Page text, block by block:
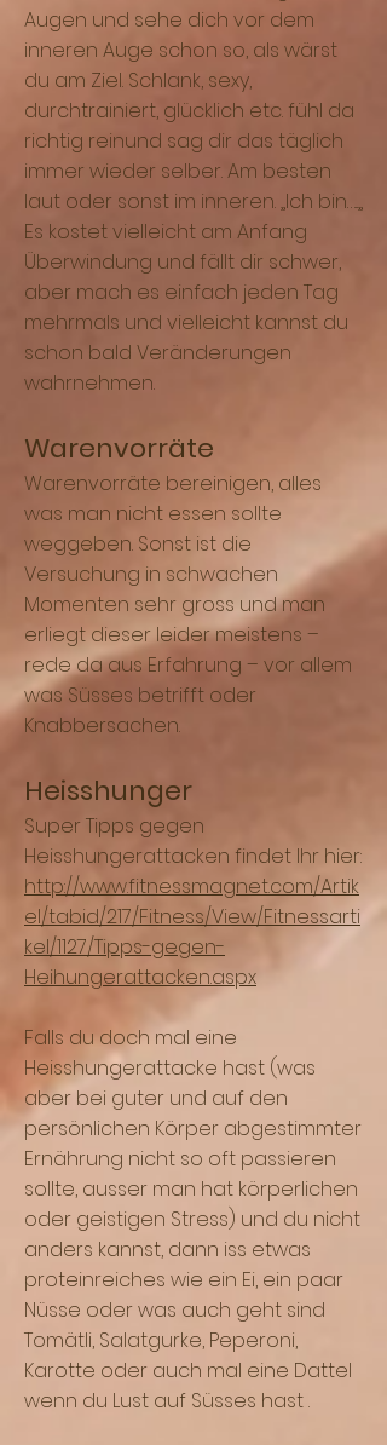
Augen und sehe dich vor dem
inneren Auge schon so, als wärst
du am Ziel. Schlank, sexy,
durchtrainiert, glücklich etc. fühl da
richtig reinund sag dir das täglich
immer wieder selber. Am besten
laut oder sonst im inneren. „Ich bin…..„
Es kostet vielleicht am Anfang
Überwindung und fällt dir schwer,
aber mach es einfach jeden Tag
mehrmals und vielleicht kannst du
schon bald Veränderungen
wahrnehmen.
Warenvorräte
Warenvorräte bereinigen, alles
was man nicht essen sollte
weggeben. Sonst ist die
Versuchung in schwachen
Momenten sehr gross und man
erliegt dieser leider meistens –
rede da aus Erfahrung – vor allem
was Süsses betrifft oder
Knabbersachen.
Heisshunger
Super Tipps gegen
Heisshungerattacken findet Ihr hier:
http://www.fitnessmagnet.com/Artik
el/tabid/217/Fitness/View/Fitnessarti
kel/1127/Tipps-gegen-
Heihungerattacken.aspx
Falls du doch mal eine
Heisshungerattacke hast (was
aber bei guter und auf den
persönlichen Körper abgestimmter
Ernährung nicht so oft passieren
sollte, ausser man hat körperlichen
oder geistigen Stress) und du nicht
anders kannst, dann iss etwas
proteinreiches wie ein Ei, ein paar
Nüsse oder was auch geht sind
Tomätli, Salatgurke, Peperoni,
Karotte oder auch mal eine Dattel
wenn du Lust auf Süsses hast .